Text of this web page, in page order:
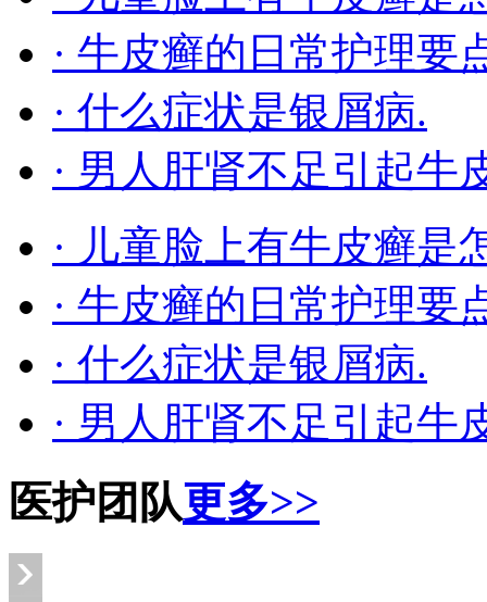
· 牛皮癣的日常护理要
· 什么症状是银屑病.
· 男人肝肾不足引起牛
· 儿童脸上有牛皮癣是
· 牛皮癣的日常护理要
· 什么症状是银屑病.
· 男人肝肾不足引起牛
医护团队更多>>